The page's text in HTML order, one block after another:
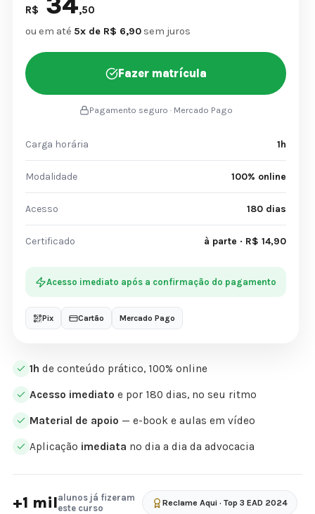
1h de conteúdo prático, 100% online
Acesso imediato e por 180 dias, no seu ritmo
Material de apoio — e-book e aulas em vídeo
Aplicação imediata no dia a dia da advocacia
+1 milalunos já fizeram
este curso
Reclame Aqui · Top 3 EAD 2024
R$ ,50
ou em até 5x de R$ 6,90 sem juros
Fazer matrícula
Pagamento seguro · Mercado Pago
Carga horária 1h
Modalidade 100% online
Acesso 180 dias
Certificado à parte · R$ 14,90
Acesso imediato após a confirmação do pagamento
Pix Cartão Mercado Pago